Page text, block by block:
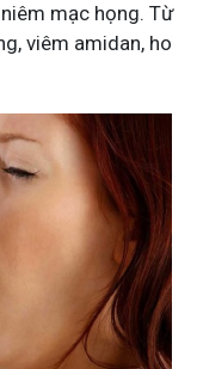
mạc họng. Từ
viêm amidan, ho